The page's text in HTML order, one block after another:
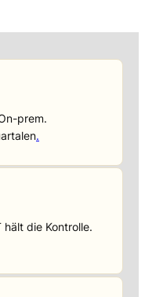
prem.
.
die Kontrolle.